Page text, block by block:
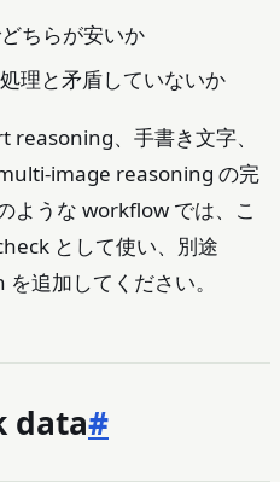
ちらが安いか
理と矛盾していないか
reasoning、手書き文字、
image reasoning の完
ような workflow では、こ
として使い、別途
追加してください。
data#